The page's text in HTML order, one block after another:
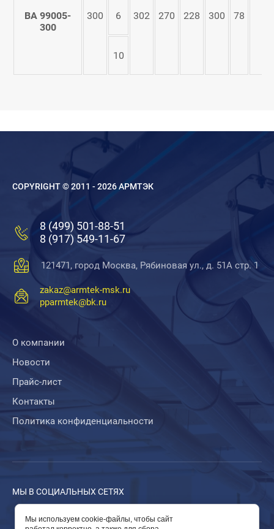
ВА 99005-
300
300 6 302 270 228 300 78
10
COPYRIGHT © 2011 - 2026 АРМТЭК
8 (499) 501-88-51
8 (917) 549-11-67
121471, город Москва, Рябиновая ул., д. 51А стр. 1
zakaz@armtek-msk.ru
pparmtek@bk.ru
О компании
Новости
Прайс-лист
Контакты
Политика конфиденциальности
МЫ В СОЦИАЛЬНЫХ СЕТЯХ
Мы используем cookie-файлы, чтобы сайт